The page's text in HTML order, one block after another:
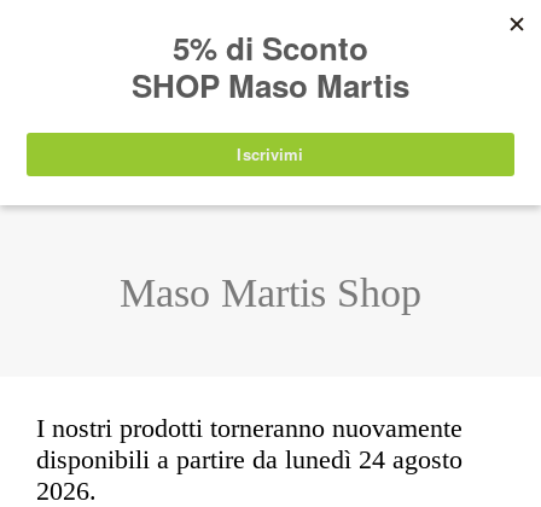
IT EN DE SHOP
Maso Martis Shop
I nostri prodotti torneranno nuovamente
disponibili a partire da lunedì 24 agosto
2026.
nuovamente disponibili a partire da
agosto 2026.